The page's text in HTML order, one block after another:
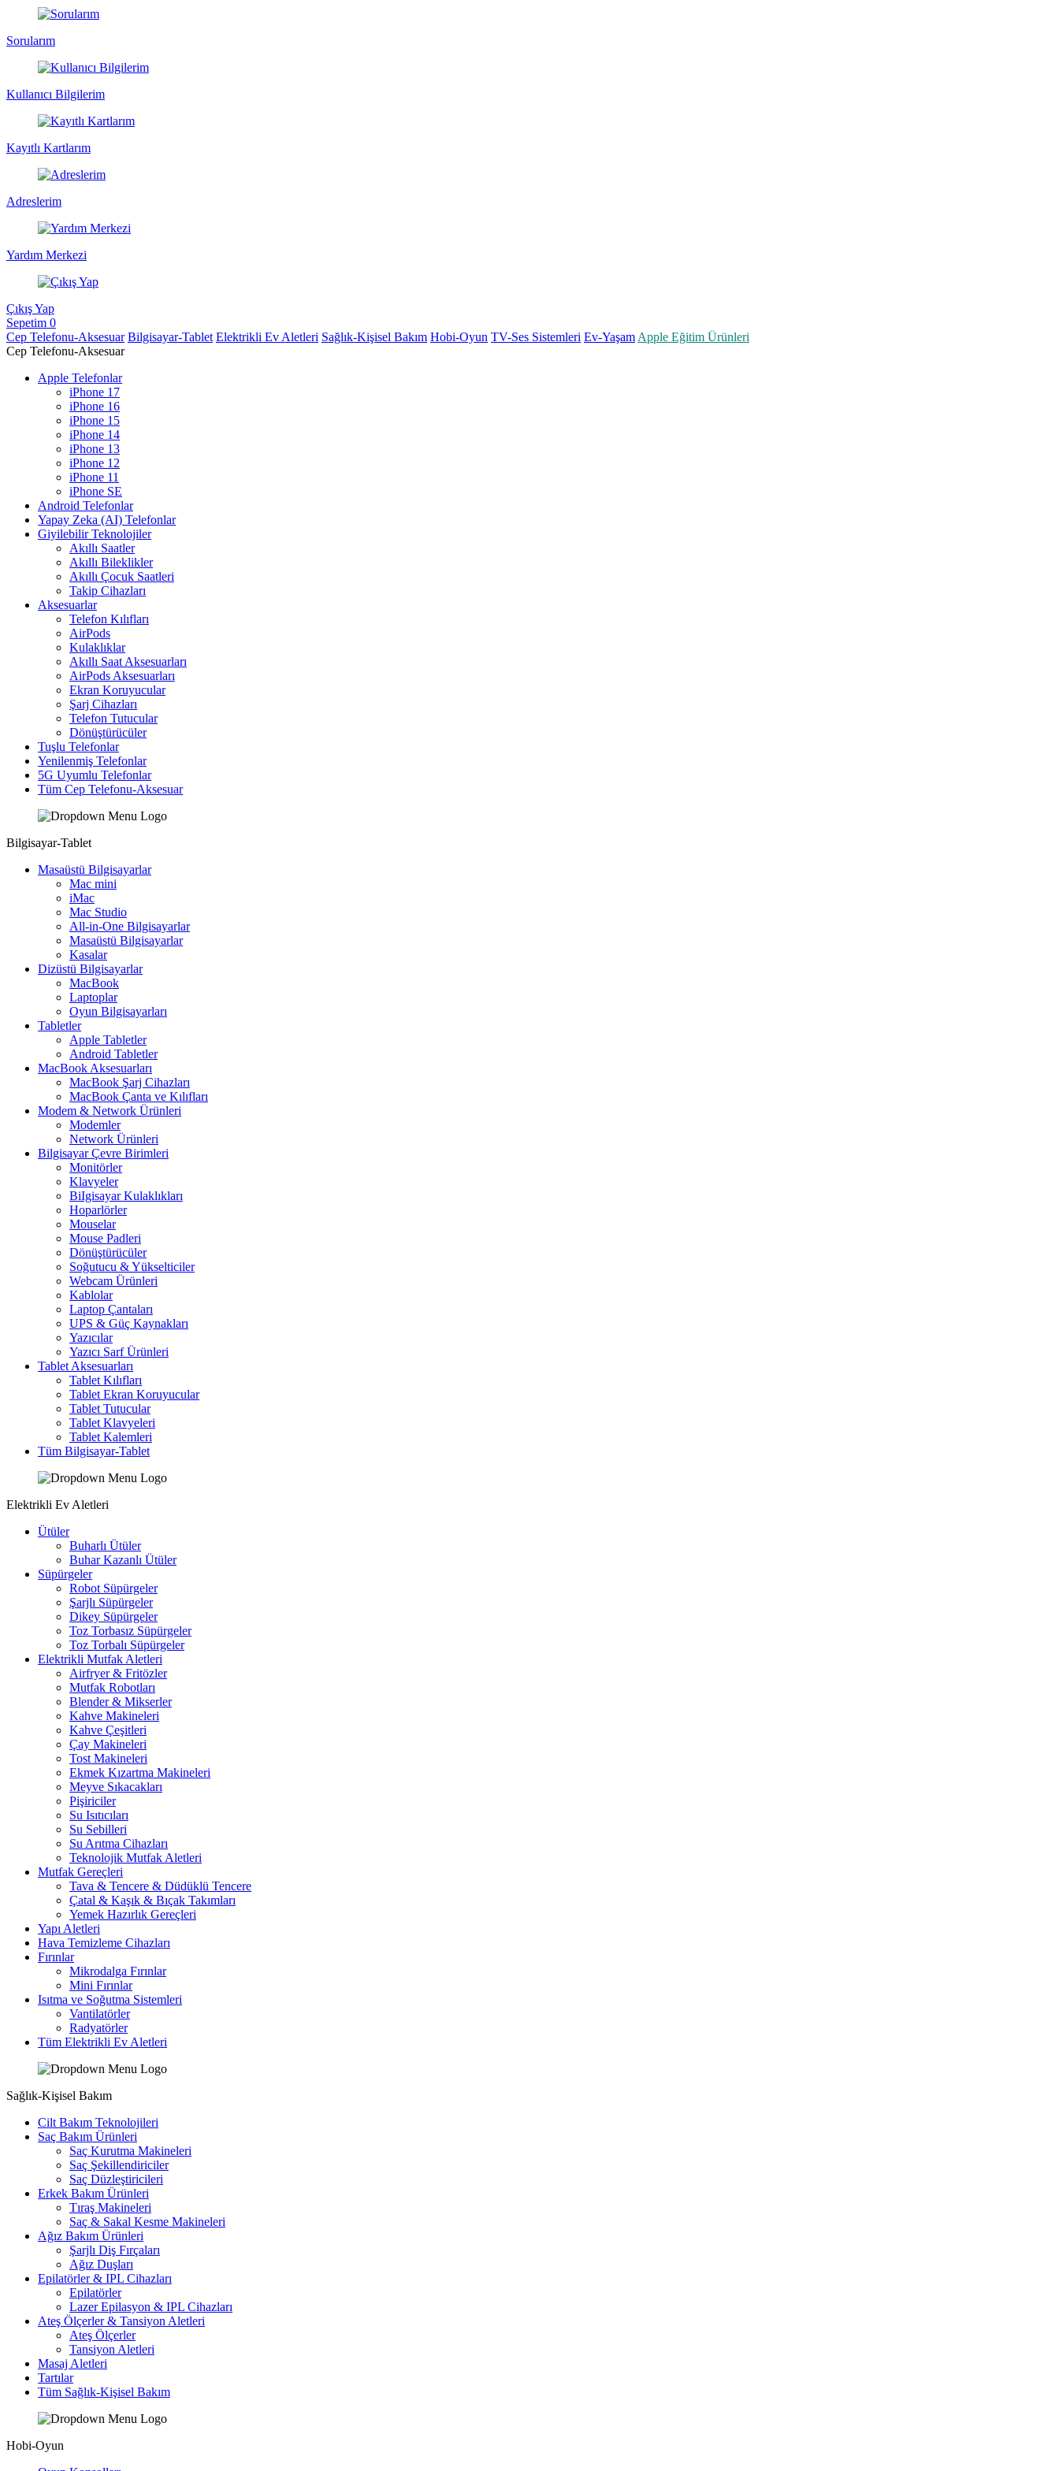
Sorularım
Kullanıcı Bilgilerim
Kayıtlı Kartlarım
Adreslerim
Yardım Merkezi
Çıkış Yap
Sepetim 0
Cep Telefonu-Aksesuar Bilgisayar-Tablet Elektrikli Ev Aletleri Sağlık-Kişisel Bakım Hobi-Oyun TV-Ses Sistemleri Ev-Yaşam Apple Eğitim Ürünleri
Cep Telefonu-Aksesuar
Apple Telefonlar
iPhone 17
iPhone 16
iPhone 15
iPhone 14
iPhone 13
iPhone 12
iPhone 11
iPhone SE
Android Telefonlar
Yapay Zeka (AI) Telefonlar
Giyilebilir Teknolojiler
Akıllı Saatler
Akıllı Bileklikler
Akıllı Çocuk Saatleri
Takip Cihazları
Aksesuarlar
Telefon Kılıfları
AirPods
Kulaklıklar
Akıllı Saat Aksesuarları
AirPods Aksesuarları
Ekran Koruyucular
Şarj Cihazları
Telefon Tutucular
Dönüştürücüler
Tuşlu Telefonlar
Yenilenmiş Telefonlar
5G Uyumlu Telefonlar
Tüm Cep Telefonu-Aksesuar
Bilgisayar-Tablet
Masaüstü Bilgisayarlar
Mac mini
iMac
Mac Studio
All-in-One Bilgisayarlar
Masaüstü Bilgisayarlar
Kasalar
Dizüstü Bilgisayarlar
MacBook
Laptoplar
Oyun Bilgisayarları
Tabletler
Apple Tabletler
Android Tabletler
MacBook Aksesuarları
MacBook Şarj Cihazları
MacBook Çanta ve Kılıfları
Modem & Network Ürünleri
Modemler
Network Ürünleri
Bilgisayar Çevre Birimleri
Monitörler
Klavyeler
BiIgisayar Kulaklıkları
Hoparlörler
Mouselar
Mouse Padleri
Dönüştürücüler
Soğutucu & Yükselticiler
Webcam Ürünleri
Kablolar
Laptop Çantaları
UPS & Güç Kaynakları
Yazıcılar
Yazıcı Sarf Ürünleri
Tablet Aksesuarları
Tablet Kılıfları
Tablet Ekran Koruyucular
Tablet Tutucular
Tablet Klavyeleri
Tablet Kalemleri
Tüm Bilgisayar-Tablet
Elektrikli Ev Aletleri
Ütüler
Buharlı Ütüler
Buhar Kazanlı Ütüler
Süpürgeler
Robot Süpürgeler
Şarjlı Süpürgeler
Dikey Süpürgeler
Toz Torbasız Süpürgeler
Toz Torbalı Süpürgeler
Elektrikli Mutfak Aletleri
Airfryer & Fritözler
Mutfak Robotları
Blender & Mikserler
Kahve Makineleri
Kahve Çeşitleri
Çay Makineleri
Tost Makineleri
Ekmek Kızartma Makineleri
Meyve Sıkacakları
Pişiriciler
Su Isıtıcıları
Su Sebilleri
Su Arıtma Cihazları
Teknolojik Mutfak Aletleri
Mutfak Gereçleri
Tava & Tencere & Düdüklü Tencere
Çatal & Kaşık & Bıçak Takımları
Yemek Hazırlık Gereçleri
Yapı Aletleri
Hava Temizleme Cihazları
Fırınlar
Mikrodalga Fırınlar
Mini Fırınlar
Isıtma ve Soğutma Sistemleri
Vantilatörler
Radyatörler
Tüm Elektrikli Ev Aletleri
Sağlık-Kişisel Bakım
Cilt Bakım Teknolojileri
Saç Bakım Ürünleri
Saç Kurutma Makineleri
Saç Şekillendiriciler
Saç Düzleştiricileri
Erkek Bakım Ürünleri
Tıraş Makineleri
Saç & Sakal Kesme Makineleri
Ağız Bakım Ürünleri
Şarjlı Diş Fırçaları
Ağız Duşları
Epilatörler & IPL Cihazları
Epilatörler
Lazer Epilasyon & IPL Cihazları
Ateş Ölçerler & Tansiyon Aletleri
Ateş Ölçerler
Tansiyon Aletleri
Masaj Aletleri
Tartılar
Tüm Sağlık-Kişisel Bakım
Hobi-Oyun